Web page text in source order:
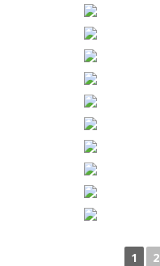
1 2